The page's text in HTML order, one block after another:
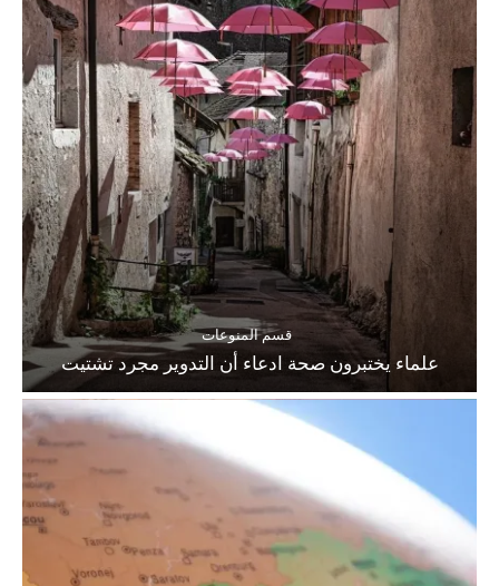
قسم المنوعات
علماء يختبرون صحة ادعاء أن التدوير مجرد تشتيت